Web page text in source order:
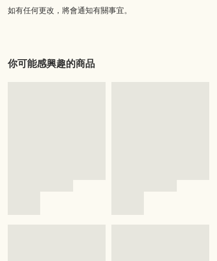
如有任何更改，將會通知有關事宜。
你可能感興趣的商品